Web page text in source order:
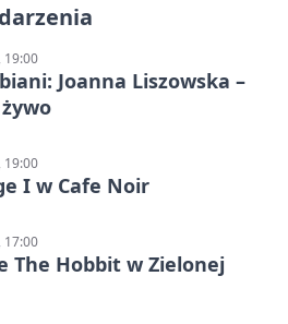
19:00
Joanna Liszowska –
19:00
I w Cafe Noir
17:00
The Hobbit w Zielonej